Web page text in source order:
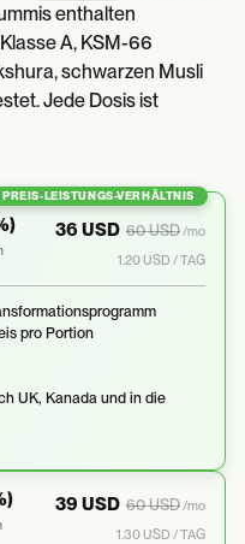
enthalten
A, KSM-66
schwarzen Musli
Jede Dosis ist
LEISTUNGS-VERHÄLTNIS
36 USD 60 USD/mo
1.20 USD / TAG
pro Portion
UK, Kanada und in die
39 USD 60 USD/mo
1.30 USD / TAG